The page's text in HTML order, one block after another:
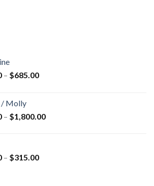
– $685.00Hinnavahemik:
/ Molly
– $1,800.00Hinnavahemik:
– $315.00Hinnavahemik: